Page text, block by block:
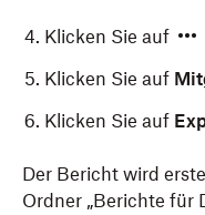
Klicken Sie auf
Klicken Sie auf
Klicken Sie auf
Der Bericht wird
Ordner „Berichte für